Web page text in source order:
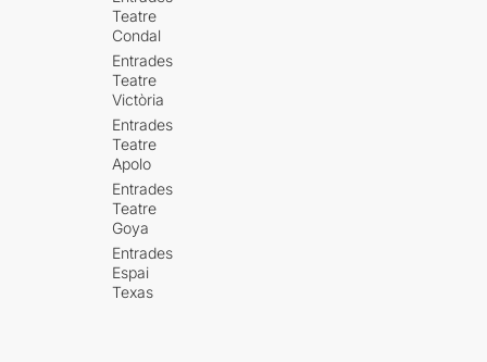
Teatre
Condal
Entrades
Teatre
Victòria
Entrades
Teatre
Apolo
Entrades
Teatre
Goya
Entrades
Espai
Texas